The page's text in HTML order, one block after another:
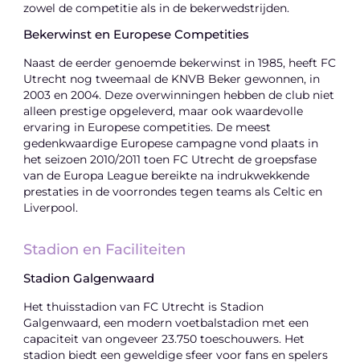
zowel de competitie als in de bekerwedstrijden.
Bekerwinst en Europese Competities
Naast de eerder genoemde bekerwinst in 1985, heeft FC
Utrecht nog tweemaal de KNVB Beker gewonnen, in
2003 en 2004. Deze overwinningen hebben de club niet
alleen prestige opgeleverd, maar ook waardevolle
ervaring in Europese competities. De meest
gedenkwaardige Europese campagne vond plaats in
het seizoen 2010/2011 toen FC Utrecht de groepsfase
van de Europa League bereikte na indrukwekkende
prestaties in de voorrondes tegen teams als Celtic en
Liverpool.
Stadion en Faciliteiten
Stadion Galgenwaard
Het thuisstadion van FC Utrecht is Stadion
Galgenwaard, een modern voetbalstadion met een
capaciteit van ongeveer 23.750 toeschouwers. Het
stadion biedt een geweldige sfeer voor fans en spelers